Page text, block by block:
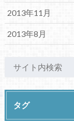
2013年11月
2013年8月
タグ